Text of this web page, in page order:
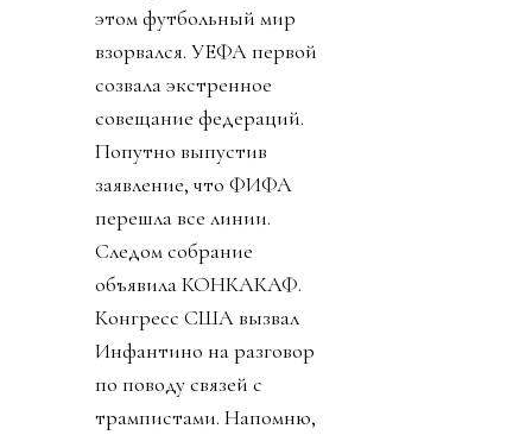
этом футбольный мир
взорвался. УЕФА первой
созвала экстренное
совещание федераций.
Попутно выпустив
заявление, что ФИФА
перешла все линии.
Следом собрание
объявила КОНКАКАФ.
Конгресс США вызвал
Инфантино на разговор
по поводу связей с
трампистами. Напомню,